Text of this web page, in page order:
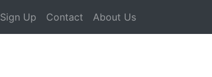
Sign Up Contact About Us